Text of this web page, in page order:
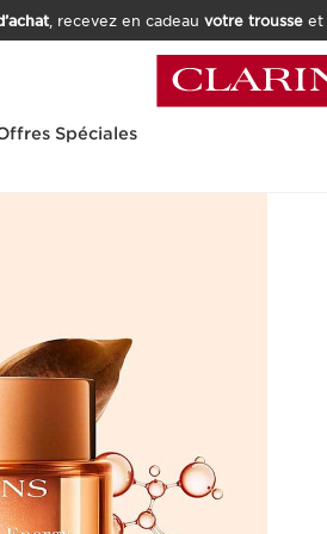
, recevez en cadeau votre trousseet
Spéciales